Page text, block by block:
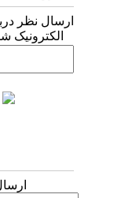
ارسال نظر درباره این
الکترونیک شما:
ارسال پیام